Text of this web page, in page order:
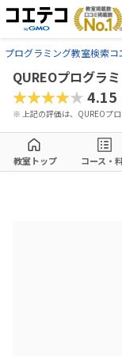
プログラミング教室検索コ
QUREOプログラ
★★★★★4.15
※ 上記の評価は、QUREOプ
教室トップ コース・